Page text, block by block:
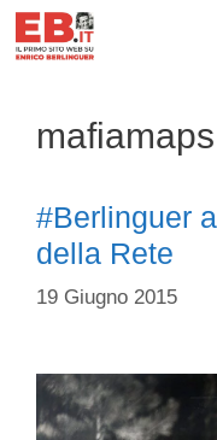
Vai
mafiamaps
#Berlinguer
della Rete
19 Giugno 2015